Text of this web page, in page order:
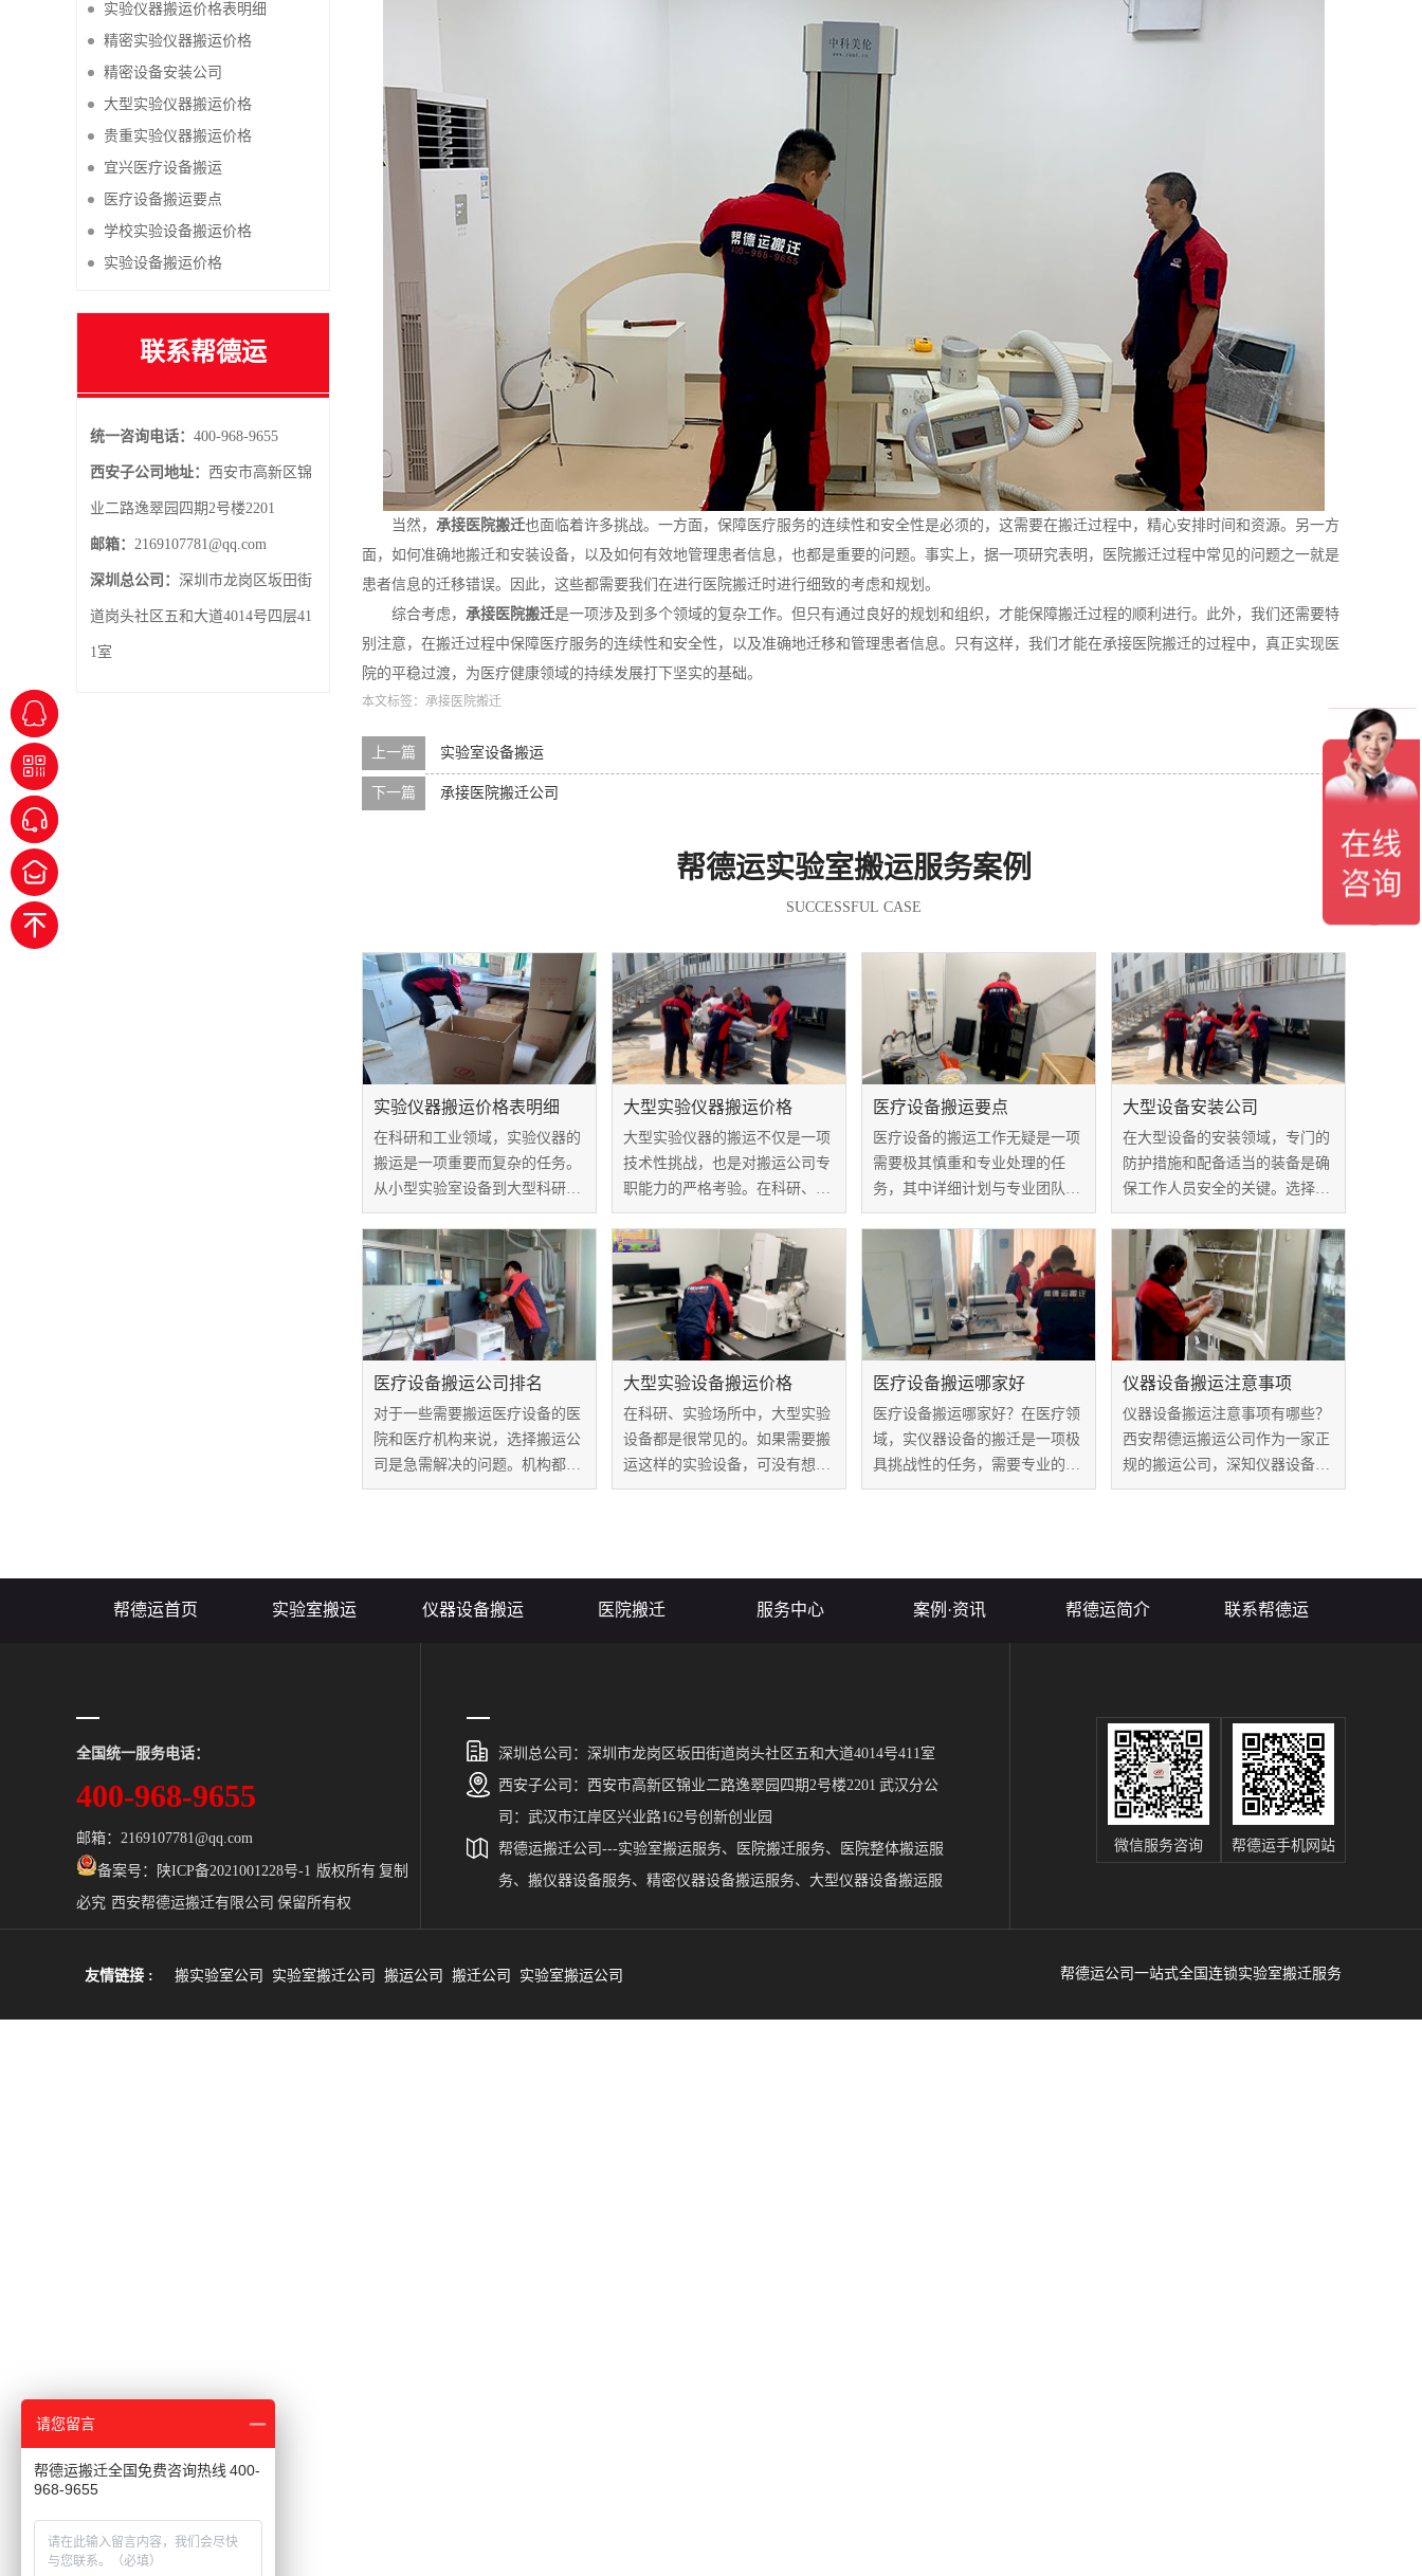
当然， 承接医院搬迁也面临着许多挑战。一方面，保障医疗服务的连续性和安全性是必须的，这需要在搬迁过程中，精心安排时间和资源。另一方
面，如何准确地搬迁和安装设备，以及如何有效地管理患者信息，也都是重要的问题。事实上，据一项研究表明，医院搬迁过程中常见的问题之一就是
患者信息的迁移错误。因此，这些都需要我们在进行医院搬迁时进行细致的考虑和规划。
综合考虑， 承接医院搬迁是一项涉及到多个领域的复杂工作。但只有通过良好的规划和组织，才能保障搬迁过程的顺利进行。此外，我们还需要特
别注意，在搬迁过程中保障医疗服务的连续性和安全性，以及准确地迁移和管理患者信息。只有这样，我们才能在承接医院搬迁的过程中，真正实现医
院的平稳过渡，为医疗健康领域的持续发展打下坚实的基础。
本文标签： 承接医院搬迁
上一篇 实验室设备搬运
下一篇 承接医院搬迁公司
帮德运实验室搬运服务案例
SUCCESSFUL CASE
实验仪器搬运价格表明细
在科研和工业领域，实验仪器的
搬运是一项重要而复杂的任务。
从小型实验室设备到大型科研仪
器，安全而高效地搬运是保证设
备完整性和正常运行的关键。实
验仪器搬运价格表明细是搬运服
务的核心组成部分，本文将探讨
如何确保搬运过...
大型实验仪器搬运价格
大型实验仪器的搬运不仅是一项
技术性挑战，也是对搬运公司专
职能力的严格考验。在科研、医
疗和工业领域，这些仪器承载着
重要的科学使命，因此其搬运过
程不仅需要精密计划，还需要高
效的执行和安全保障。针对大型
实验仪器搬运价...
医疗设备搬运要点
医疗设备的搬运工作无疑是一项
需要极其慎重和专业处理的任
务，其中详细计划与专业团队的
角色至关重要。在这方面，我们
将分析这两个关键的医疗设备搬
运要点，揭示它们在搬运过程中
的重要性。
大型设备安装公司
在大型设备的安装领域，专门的
防护措施和配备适当的装备是确
保工作人员安全的关键。选择一
家大型设备安装公司时，对其在
这些方面的表现进行深入分析至
关重要。本文将聚焦于防护措施
和装备，探讨如何通过这些手段
实现工作场所的...
医疗设备搬运公司排名
对于一些需要搬运医疗设备的医
院和医疗机构来说，选择搬运公
司是急需解决的问题。机构都希
望能够找到一家具有丰富经验、
大型实验设备搬运价格
在科研、实验场所中，大型实验
设备都是很常见的。如果需要搬
运这样的实验设备，可没有想象
中的那么简单。在搬运过程一般
医疗设备搬运哪家好
医疗设备搬运哪家好？在医疗领
域，实仪器设备的搬迁是一项极
具挑战性的任务，需要专业的服
务商来保障设备的安全、高效搬
仪器设备搬运注意事项
仪器设备搬运注意事项有哪些？
西安帮德运搬运公司作为一家正
规的搬运公司，深知仪器设备搬
运的复杂性和重要性。为了确保
实验仪器搬运价格表明细
精密实验仪器搬运价格
精密设备安装公司
大型实验仪器搬运价格
贵重实验仪器搬运价格
宜兴医疗设备搬运
医疗设备搬运要点
学校实验设备搬运价格
实验设备搬运价格
联系帮德运
统一咨询电话： 400-968-9655
西安子公司地址： 西安市高新区锦
业二路逸翠园四期2号楼2201
邮箱： 2169107781@qq.com
深圳总公司： 深圳市龙岗区坂田街
道岗头社区五和大道4014号四层41
1室
帮德运首页 实验室搬运 仪器设备搬运 医院搬迁 服务中心 案例·资讯 帮德运简介 联系帮德运
全国统一服务电话：
400-968-9655
邮箱：2169107781@qq.com
备案号：
陕ICP备2021001228号-1 版权所有 复制
必究 西安帮德运搬迁有限公司 保留所有权
深圳总公司：深圳市龙岗区坂田街道岗头社区五和大道4014号411室
西安子公司：西安市高新区锦业二路逸翠园四期2号楼2201 武汉分公
司：武汉市江岸区兴业路162号创新创业园
帮德运搬迁公司---实验室搬运服务、医院搬迁服务、医院整体搬运服
务、搬仪器设备服务、精密仪器设备搬运服务、大型仪器设备搬运服
北、四川、江西、河南、浙江、安徽、海南、江苏、黑龙江、吉林、辽
微信服务咨询 帮德运手机网站
友情链接 : 搬实验室公司 实验室搬迁公司 搬运公司 搬迁公司 实验室搬运公司 帮德运公司一站式全国连锁实验室搬迁服务
请您留言
帮德运搬迁全国免费咨询热线 400-
968-9655